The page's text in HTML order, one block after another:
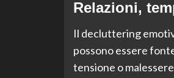
Relazioni,
Il decluttering
possono essere
tensione o